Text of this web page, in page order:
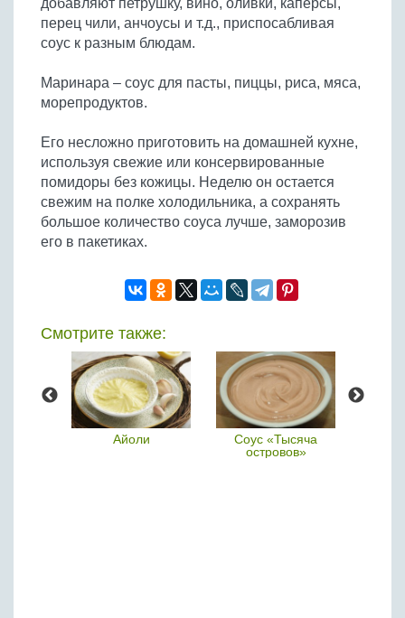
Бобовые
Яйца
добавляют петрушку, вино, оливки, каперсы,
перец чили, анчоусы и т.д., приспосабливая
соус к разным блюдам.
Маринара – соус для пасты, пиццы, риса, мяса,
морепродуктов.
Его несложно приготовить на домашней кухне,
используя свежие или консервированные
помидоры без кожицы. Неделю он остается
свежим на полке холодильника, а сохранять
большое количество соуса лучше, заморозив
его в пакетиках.
Смотрите также:
Айоли
Соус «Тысяча
островов»